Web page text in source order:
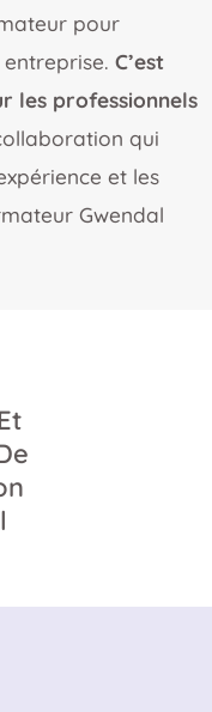
pour
C’est
les professionnels
qui
et les
Gwendal